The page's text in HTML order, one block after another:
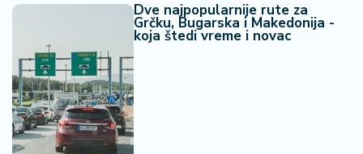
Dve najpopularnije rute za
Grčku, Bugarska i Makedonija -
koja štedi vreme i novac